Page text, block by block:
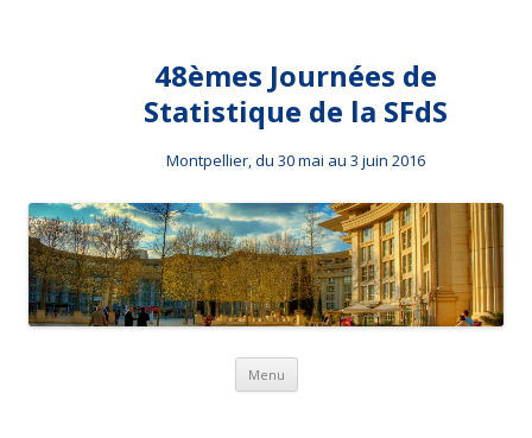
48èmes Journées de
Statistique de la SFdS
Montpellier, du 30 mai au 3 juin 2016
Menu Skip to content